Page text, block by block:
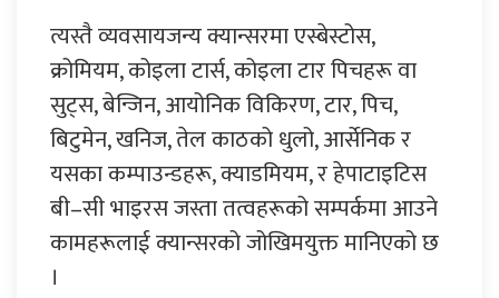
त्यस्तै व्यवसायजन्य क्यान्सरमा एस्बेस्टोस,
क्रोमियम, कोइला टार्स, कोइला टार पिचहरू वा
सुट्स, बेन्जिन, आयोनिक विकिरण, टार, पिच,
बिटुमेन, खनिज, तेल काठको धुलो, आर्सेनिक र
यसका कम्पाउन्डहरू, क्याडमियम, र हेपाटाइटिस
बी–सी भाइरस जस्ता तत्वहरूको सम्पर्कमा आउने
कामहरूलाई क्यान्सरको जोखिमयुक्त मानिएको छ
।